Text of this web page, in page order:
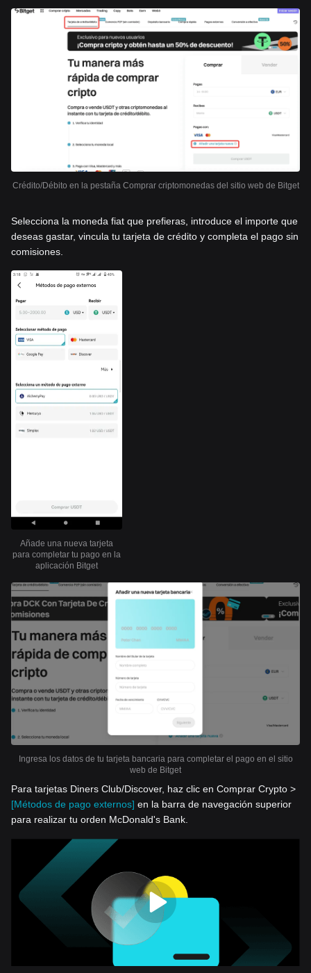
Crédito/Débito en la pestaña Comprar criptomonedas del sitio web de Bitget
Selecciona la moneda fiat que prefieras, introduce el importe que
deseas gastar, vincula tu tarjeta de crédito y completa el pago sin
comisiones.
Añade una nueva tarjeta
para completar tu pago en la
aplicación Bitget
Ingresa los datos de tu tarjeta bancaria para completar el pago en el sitio
web de Bitget
Para tarjetas Diners Club/Discover, haz clic en Comprar Crypto >
[Métodos de pago externos] en la barra de navegación superior
para realizar tu orden McDonald's Bank.